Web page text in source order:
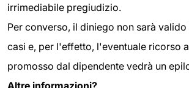
irrimediabile pregiudizio.
Per converso, il diniego non sarà
casi e, per l'effetto, l'eventuale ricorso
promosso dal dipendente vedrà un
Altre informazioni?